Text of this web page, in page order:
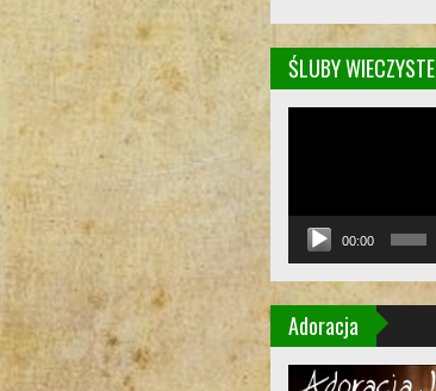
ŚLUBY WIECZYSTE
00:00
Adoracja